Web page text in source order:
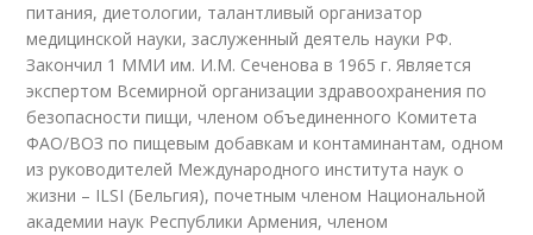
питания, диетологии, талантливый организатор
медицинской науки, заслуженный деятель науки РФ.
Закончил 1 ММИ им. И.М. Сеченова в 1965 г. Является
экспертом Всемирной организации здравоохранения по
безопасности пищи, членом объединенного Комитета
ФАО/ВОЗ по пищевым добавкам и контаминантам, одном
из руководителей Международного института наук о
жизни – ILSI (Бельгия), почетным членом Национальной
академии наук Республики Армения, членом